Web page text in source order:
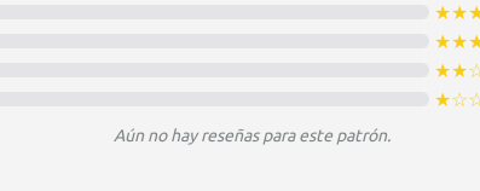
★★
★★
★★
★☆
Aún no hay reseñas para este patrón.